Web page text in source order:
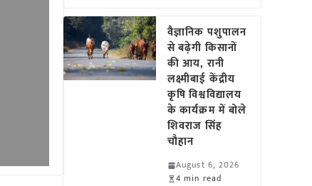
वैज्ञानिक पशुपालन
से बढ़ेगी किसानों
की आय, रानी
लक्ष्मीबाई केंद्रीय
कृषि विश्वविद्यालय
के कार्यक्रम में बोले
शिवराज सिंह
चौहान
August 6, 2026
4 min read